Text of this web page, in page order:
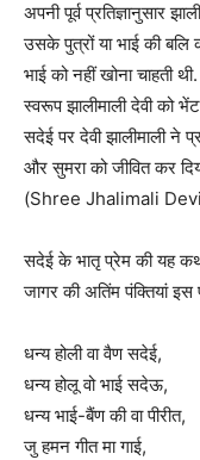
अपनी पूर्व प्रतिज्ञानुसार
उसके पुत्रों या भाई की
भाई को नहीं खोना चाहती
स्वरूप झालीमाली देवी को
सदेई पर देवी झालीमाली ने
और सुमरा को जीवित कर
(Shree Jhalimali
सदेई के भातृ प्रेम की यह
जागर की अतिंम पंक्तियां इस
धन्य होली वा वैण सदेई,
धन्य होलू वो भाई सदेऊ,
धन्य भाई-बैंण की वा पीरीत,
जु हमन गीत मा गाई,